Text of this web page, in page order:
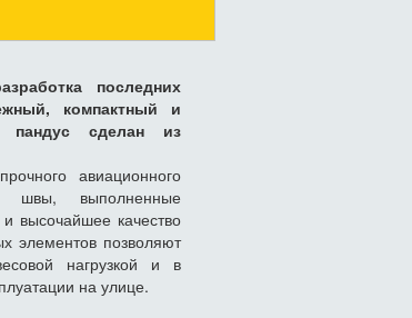
последних
компактный и
сделан из
авиационного
швы, выполненные
высочайшее качество
элементов позволяют
нагрузкой и в
на улице.